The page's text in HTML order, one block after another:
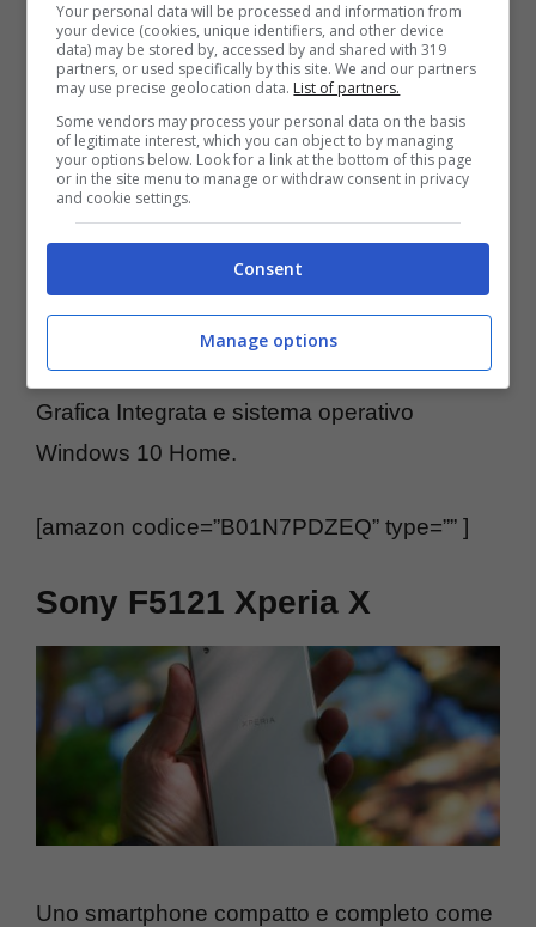
[amazon codice=”B0759RPJBS” type=”” ]
Lenovo Ideapad MIIX 510-
12ISK
Un bel 26% di sconto per il Lenovo Ideapad
MIIX 510-12ISK ossia un computer portatile
convertibile con display da 12.2″ Full HD,
mosso da un processore Intel Core I5-6200U
con RAM 4 GB, 128 GB SSD, Scheda
Grafica Integrata e sistema operativo
Windows 10 Home.
[amazon codice=”B01N7PDZEQ” type=”” ]
Sony F5121 Xperia X
Uno smartphone compatto e completo come
Your personal data will be processed and information from
your device (cookies, unique identifiers, and other device
data) may be stored by, accessed by and shared with 319
partners, or used specifically by this site. We and our partners
may use precise geolocation data. List of partners.
Some vendors may process your personal data on the basis
of legitimate interest, which you can object to by managing
your options below. Look for a link at the bottom of this page
or in the site menu to manage or withdraw consent in privacy
and cookie settings.
Consent
Manage options